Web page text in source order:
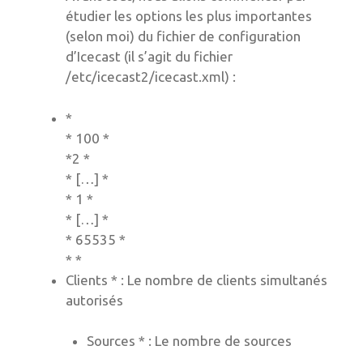
étudier les options les plus importantes
(selon moi) du fichier de configuration
d’Icecast (il s’agit du fichier
/etc/icecast2/icecast.xml) :
*
* 100 *
*2 *
* […] *
* 1 *
* […] *
* 65535 *
* *
Clients * : Le nombre de clients simultanés
autorisés
Sources * : Le nombre de sources